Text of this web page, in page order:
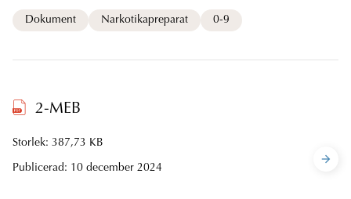
Dokument Narkotikapreparat 0-9
2-MEB
Storlek: 387,73 KB
Publicerad: 10 december 2024